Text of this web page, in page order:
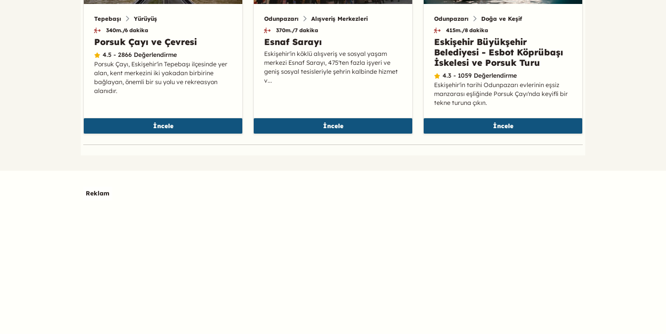
Tepebaşı Yürüyüş
340m./6 dakika
Porsuk Çayı ve Çevresi
4.5 - 2866 Değerlendirme
Porsuk Çayı, Eskişehir'in Tepebaşı ilçesinde yer
alan, kent merkezini iki yakadan birbirine
bağlayan, önemli bir su yolu ve rekreasyon
alanıdır.
İncele
Odunpazarı Alışveriş Merkezleri
370m./7 dakika
Esnaf Sarayı
Eskişehir'in köklü alışveriş ve sosyal yaşam
merkezi Esnaf Sarayı, 475'ten fazla işyeri ve
geniş sosyal tesisleriyle şehrin kalbinde hizmet
v...
İncele
Odunpazarı Doğa ve Keşif
415m./8 dakika
Eskişehir Büyükşehir
Belediyesi - Esbot Köprübaşı
İskelesi ve Porsuk Turu
4.3 - 1059 Değerlendirme
Eskişehir'in tarihi Odunpazarı evlerinin eşsiz
manzarası eşliğinde Porsuk Çayı'nda keyifli bir
tekne turuna çıkın.
İncele
Reklam